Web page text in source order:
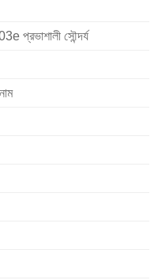
প্রভাশালী সৌন্দর্য